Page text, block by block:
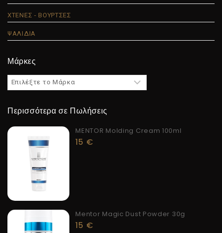
ΧΤΕΝΕΣ - ΒΟΥΡΤΣΕΣ
ΨΑΛΙΔΙΑ
Μάρκες
Περισσότερα σε Πωλήσεις
MENTOR Molding Cream 100ml
15 €
Mentor Magic Dust Powder 30g
15 €